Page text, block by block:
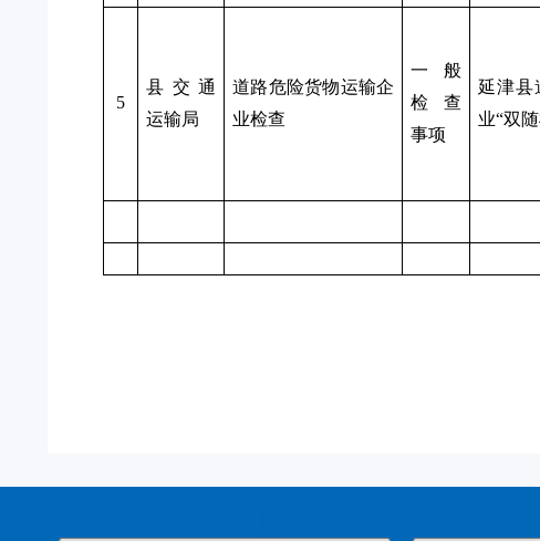
5
县交通
运输局
道路危险货物运输企
业检查
一般
检查
事项
延津县
业“双